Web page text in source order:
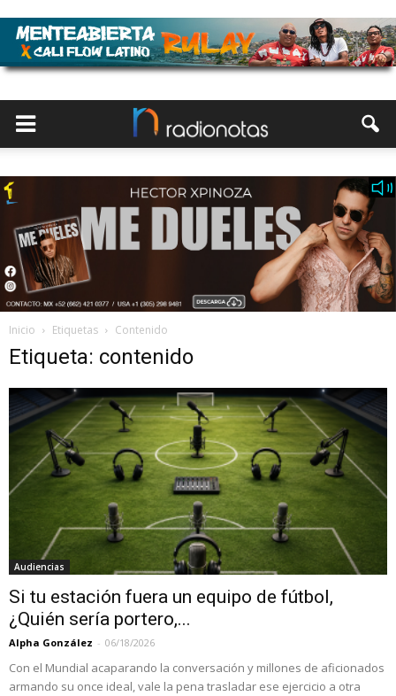
Inicio Etiquetas Contenido
Etiqueta: contenido
Audiencias
Si tu estación fuera un equipo de fútbol,
¿Quién sería portero,...
Alpha González - 06/18/2026
Con el Mundial acaparando la conversación y millones de aficionados
armando su once ideal, vale la pena trasladar ese ejercicio a otra